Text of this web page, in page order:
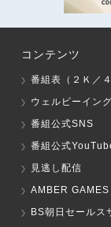
コンテンツ
番組表（２Ｋ／４
ウェルビーイン
番組公式SNS
番組公式
見逃し配信
AMBER GAMES
BS朝日セールス